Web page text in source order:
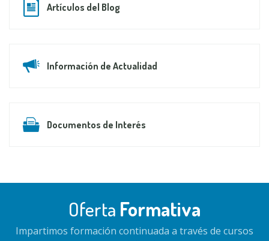
Artículos del Blog
Información de Actualidad
Documentos de Interés
Oferta Formativa
Impartimos formación continuada a través de cursos